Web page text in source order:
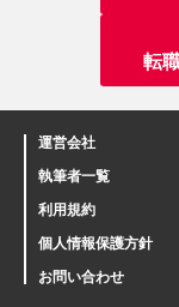
転
運営会社
執筆者一覧
利用規約
個人情報保護方針
お問い合わせ